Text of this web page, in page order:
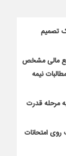
تصمیم
مالی مشخص
نیمه‌
مرحله قدرت
امتحانات